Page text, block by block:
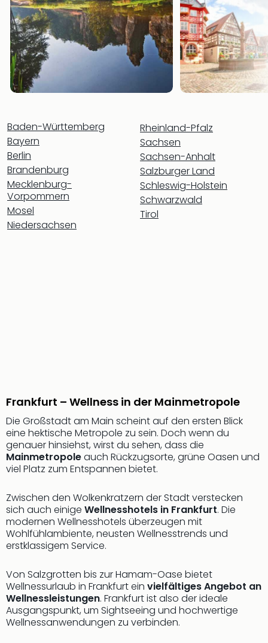
Baden-Württemberg
Bayern
Berlin
Brandenburg
Mecklenburg-
Vorpommern
Mosel
Niedersachsen
Rheinland-Pfalz
Sachsen
Sachsen-Anhalt
Salzburger Land
Schleswig-Holstein
Schwarzwald
Tirol
Frankfurt – Wellness in der Mainmetropole
Die Großstadt am Main scheint auf den ersten Blick
eine hektische Metropole zu sein. Doch wenn du
genauer hinsiehst, wirst du sehen, dass die
Mainmetropoleauch Rückzugsorte, grüne Oasen und
viel Platz zum Entspannen bietet.
Zwischen den Wolkenkratzern der Stadt verstecken
sich auch einige Wellnesshotels in Frankfurt. Die
modernen Wellnesshotels überzeugen mit
Wohlfühlambiente, neusten Wellnesstrends und
erstklassigem Service.
Von Salzgrotten bis zur Hamam-Oase bietet
Wellnessurlaub in Frankfurt ein vielfältiges Angebot an
Wellnessleistungen. Frankfurt ist also der ideale
Ausgangspunkt, um Sightseeing und hochwertige
Wellnessanwendungen zu verbinden.